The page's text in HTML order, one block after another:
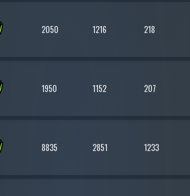
2050 1216 218
1950 1152 207
8835 2851 1233